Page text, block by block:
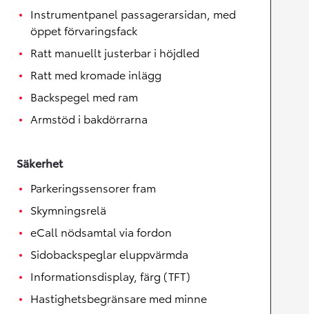
Instrumentpanel passagerarsidan, med
öppet förvaringsfack
Ratt manuellt justerbar i höjdled
Ratt med kromade inlägg
Backspegel med ram
Armstöd i bakdörrarna
Säkerhet
Parkeringssensorer fram
Skymningsrelä
eCall nödsamtal via fordon
Sidobackspeglar eluppvärmda
Informationsdisplay, färg (TFT)
Hastighetsbegränsare med minne